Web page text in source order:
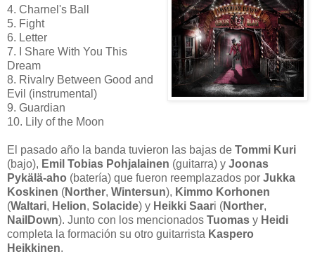
4. Charnel's Ball
5. Fight
6. Letter
7. I Share With You This
Dream
8. Rivalry Between Good and
Evil (instrumental)
9. Guardian
10. Lily of the Moon
El pasado año la banda tuvieron las bajas de Tommi Kuri
(bajo), Emil Tobias Pohjalainen (guitarra) y Joonas
Pykälä-aho (batería) que fueron reemplazados por Jukka
Koskinen (Norther, Wintersun), Kimmo Korhonen
(Waltari, Helion, Solacide) y Heikki Saari (Norther,
NailDown). Junto con los mencionados Tuomas y Heidi
completa la formación su otro guitarrista Kaspero
Heikkinen.